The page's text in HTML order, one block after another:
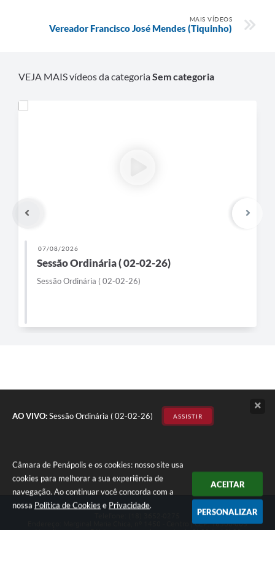
AO VIVO:Sessão Ordinária ( 02-02-26) ASSISTIR
Câmara de Penápolis e os cookies: nosso site usa
cookies para melhorar a sua experiência de
navegação. Ao continuar você concorda com a
nossa Política de Cookies e Privacidade.
ACEITAR
PERSONALIZAR
MAIS VÍDEOS
Vereador Francisco José Mendes (Tiquinho)
VEJA MAIS vídeos da categoriaSem categoria
07/08/2026
Sessão Ordinária ( 02-02-26)
Sessão Ordinária ( 02-02-26)
Endereço: Marginal Maria Chica, nº 1450 - Centro | CEP: 16300-005
Atendimento ao Público de segunda a sexta da 8h00 às 16h00